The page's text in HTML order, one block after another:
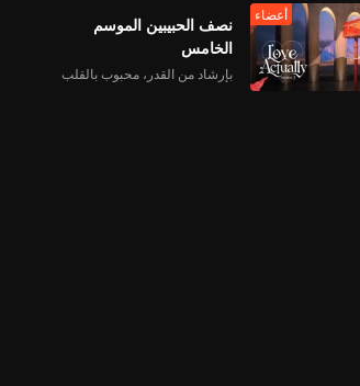
أعضاء
نصف الحبيبين الموسم
الخامس
بإرشاد من القدر، محبوب بالقلب